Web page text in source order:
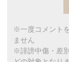
※一度コメント
ません
※誹謗中傷・差